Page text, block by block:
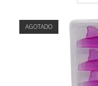
AGOTADO